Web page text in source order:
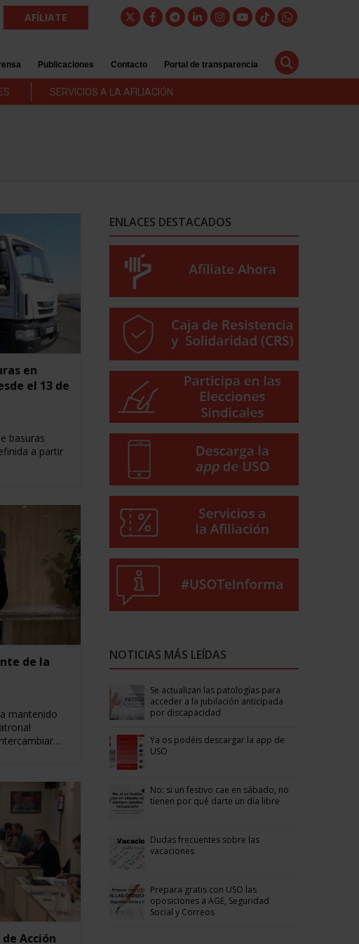
AFÍLIATE
Publicaciones Contacto Portal de transparencia
SERVICIOS A LA AFILIACIÓN
en
el 13 de
basuras
a partir
de la
mantenido
Acción
ENLACES DESTACADOS
NOTICIAS MÁS LEÍDAS
Se actualizan las patologías para
acceder a la jubilación anticipada
por discapacidad
Ya os podéis descargar la app de
USO
No: si un festivo cae en sábado, no
tienen por qué darte un día libre
Dudas frecuentes sobre las
vacaciones
Prepara gratis con USO las
oposiciones a AGE, Seguridad
Social y Correos